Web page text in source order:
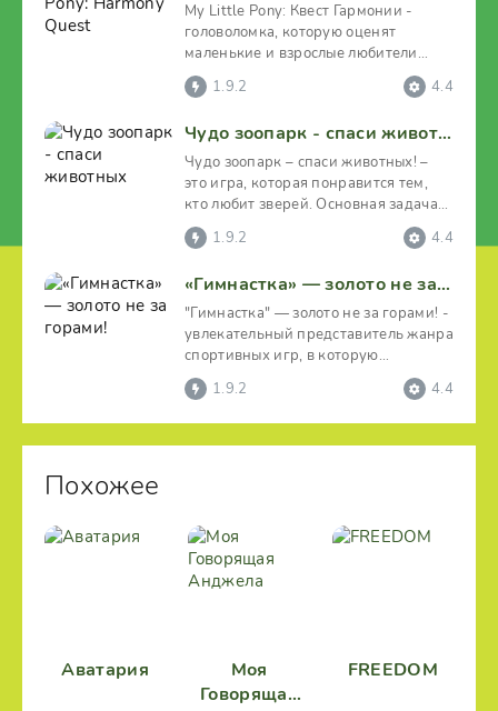
My Little Pony: Квест Гармонии -
головоломка, которую оценят
маленькие и взрослые любители
пони. В этой виртуальной
1.9.2 4.4
Чудо зоопарк - спаси животных
Чудо зоопарк – спаси животных! –
это игра, которая понравится тем,
кто любит зверей. Основная задача
игрока – смотреть
1.9.2 4.4
«Гимнастка» — золото не за горами!
"Гимнастка" — золото не за горами! -
увлекательный представитель жанра
спортивных игр, в которую
разработчик добавил
1.9.2 4.4
Похожее
Аватария
Моя
Говорящая
FREEDOM